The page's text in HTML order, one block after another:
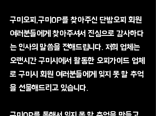
구미오피,구미OP를 찾아주신 단밤오피 회원
여러분들에게 찾아주셔서 진심으로 감사하다
는 인사의 말씀을 전해드립니다. 저희 업체는
오랜시간 구미시에서 활동한 오피가이드 업체
로 구미시 회원 여러분들에게 잊지 못 할 추억
을 선물해드리고 있습니다.